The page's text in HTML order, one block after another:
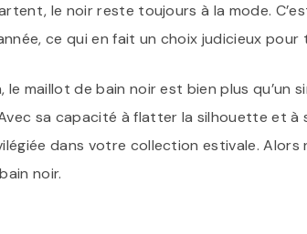
le noir reste toujours à la mode.
ce qui en fait un choix judicieux
le maillot de bain noir est bien plus qu’un
sa capacité à flatter la silhouette et
dans votre collection estivale.
noir.